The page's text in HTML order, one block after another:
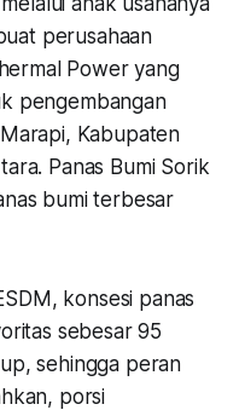
perusahaan
Power yang
pengembangan
Kabupaten
Panas Bumi Sorik
bumi terbesar
konsesi panas
sebesar 95
sehingga peran
porsi